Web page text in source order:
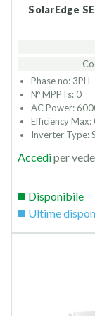
SolarEdge
Phase no: 3PH
Nº MPPTs: 0
AC Power:
Efficiency Max:
Inverter Type:
Accediper
Disponibile
Ultime